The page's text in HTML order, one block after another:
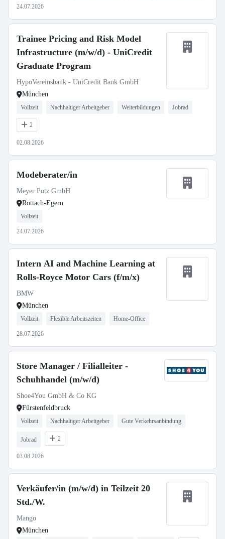
24.07.2026
Trainee Pricing and Risk Model
Infrastructure (m/w/d) - UniCredit
Graduate Program
HypoVereinsbank - UniCredit Bank GmbH
München
Vollzeit Nachhaltiger Arbeitgeber Weiterbildungen Jobrad
2
02.08.2026
Modeberater/in
Meyer Potz GmbH
Rottach-Egern
Vollzeit
24.07.2026
Intern AI and Machine Learning at
Rolls-Royce Motor Cars (f/m/x)
BMW
München
Vollzeit Flexible Arbeitszeiten Home-Office
28.07.2026
Store Manager / Filialleiter -
Schuhhandel (m/w/d)
Shoe4You GmbH & Co KG
Fürstenfeldbruck
Vollzeit Nachhaltiger Arbeitgeber Gute Verkehrsanbindung
Jobrad 2
03.08.2026
Verkäufer/in (m/w/d) in Teilzeit 20
Std./W.
Mango
München